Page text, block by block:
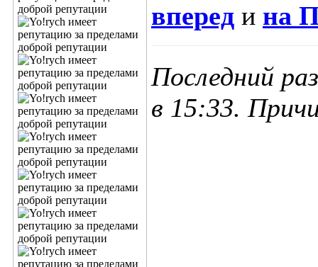
вперед и на
Последний
в 15:33.